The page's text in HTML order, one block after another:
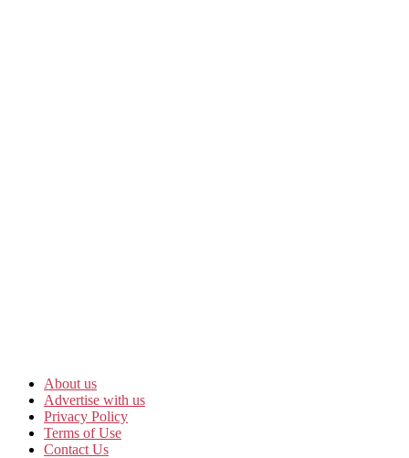
About us
Advertise with us
Privacy Policy
Terms of Use
Contact Us